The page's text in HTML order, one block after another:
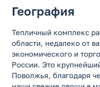
География
Тепличный комплекс
области, недалеко от
экономического и
России. Это
Поволжья, благодаря